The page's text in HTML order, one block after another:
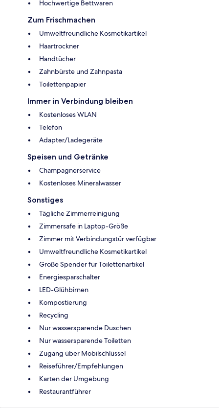
Hochwertige Bettwaren
Zum Frischmachen
Umweltfreundliche Kosmetikartikel
Haartrockner
Handtücher
Zahnbürste und Zahnpasta
Toilettenpapier
Immer in Verbindung bleiben
Kostenloses WLAN
Telefon
Adapter/Ladegeräte
Speisen und Getränke
Champagnerservice
Kostenloses Mineralwasser
Sonstiges
Tägliche Zimmerreinigung
Zimmersafe in Laptop-Größe
Zimmer mit Verbindungstür verfügbar
Umweltfreundliche Kosmetikartikel
Große Spender für Toilettenartikel
Energiesparschalter
LED-Glühbirnen
Kompostierung
Recycling
Nur wassersparende Duschen
Nur wassersparende Toiletten
Zugang über Mobilschlüssel
Reiseführer/Empfehlungen
Karten der Umgebung
Restaurantführer